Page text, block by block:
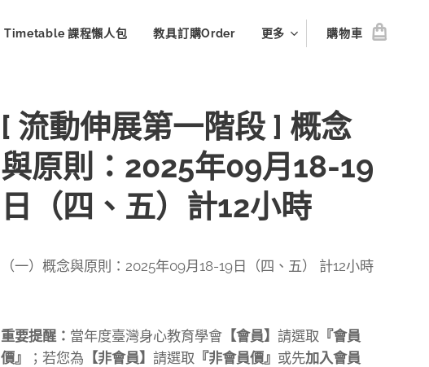
Timetable 課程懶人包 教具訂購Order 更多 購物車
[ 流動伸展第一階段 ] 概念
與原則：2025年09月18-19
日（四、五）計12小時
（一）概念與原則：2025年09月18-19日（四、五） 計12小時
重要提醒： 當年度臺灣身心教育學會 【會員】請選取 『會員
價』
；若您為 【非會員】請選取 『非會員價』 或先加入會員